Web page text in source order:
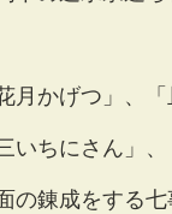
かげつ」、
いちにさん」
の錬成をする